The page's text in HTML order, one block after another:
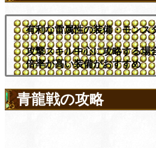
有利な雷属性の装備・モンス
攻撃スキル中心に攻略する場
倍率が高い装備がおすすめ
青龍戦の攻略